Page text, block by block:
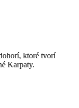
ktoré tvorí
Karpaty.